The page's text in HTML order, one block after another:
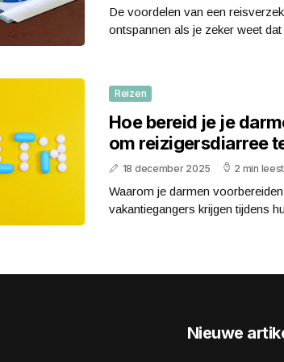
De voordelen van een
ontspannen als je zeker weet dat
Reizen
Hoe bereid je je
om reizigersdiarree
18 december 2025 2 min
Waarom je darmen
vakantiegangers krijgen tijdens
Nieuwe